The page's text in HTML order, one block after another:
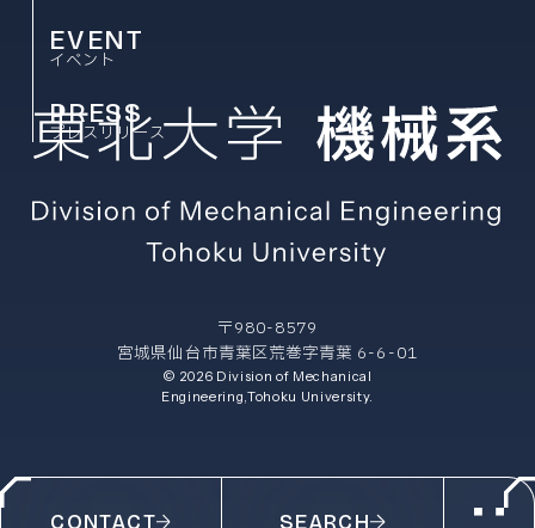
CONTACT SEARCH
EVENT
イベント
PRESS
プレスリリース
〒980-8579
宮城県仙台市青葉区荒巻字青葉 6-6-01
© 2026 Division of Mechanical
Engineering,Tohoku University.